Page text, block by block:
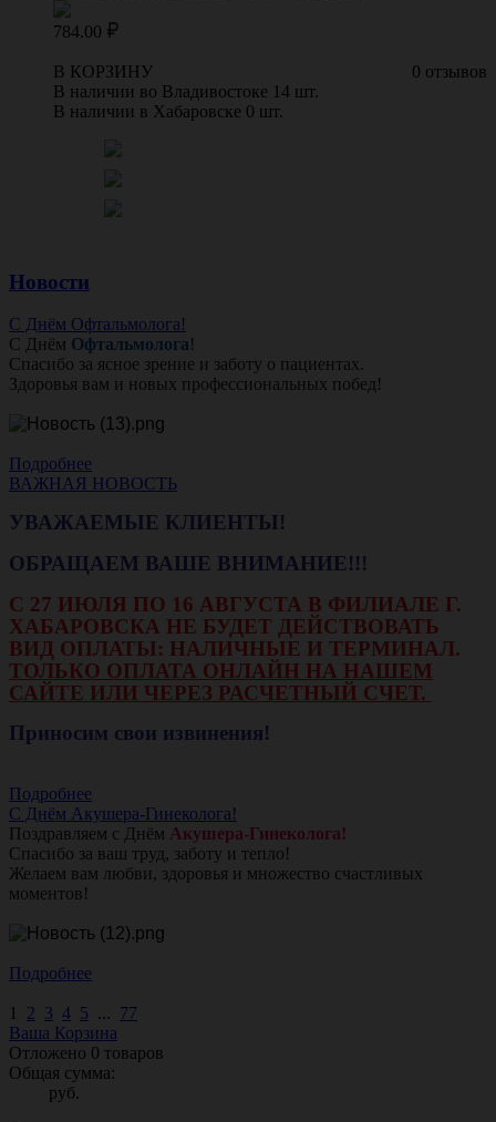
784.00
0 отзывов
В КОРЗИНУ
В наличии во Владивостоке 14 шт.
В наличии в Хабаровске 0 шт.
Новости
С Днём Офтальмолога!
С Днём Офтальмолога!
Спасибо за ясное зрение и заботу о пациентах.
Здоровья вам и новых профессиональных побед!
Подробнее
ВАЖНАЯ НОВОСТЬ
УВАЖАЕМЫЕ КЛИЕНТЫ!
ОБРАЩАЕМ ВАШЕ ВНИМАНИЕ!!!
С 27 ИЮЛЯ ПО 16 АВГУСТА В ФИЛИАЛЕ Г.
ХАБАРОВСКА НЕ БУДЕТ ДЕЙСТВОВАТЬ
ВИД ОПЛАТЫ: НАЛИЧНЫЕ И ТЕРМИНАЛ.
ТОЛЬКО ОПЛАТА ОНЛАЙН НА НАШЕМ
САЙТЕ ИЛИ ЧЕРЕЗ РАСЧЕТНЫЙ СЧЕТ.
Приносим свои извинения!
Подробнее
С Днём Акушера-Гинеколога!
Поздравляем с Днём Акушера-Гинеколога!
Спасибо за ваш труд, заботу и тепло!
Желаем вам любви, здоровья и множество счастливых
моментов!
Подробнее
1 2 3 4 5 ... 77
Ваша Корзина
Отложено 0 товаров
Общая сумма:
руб.